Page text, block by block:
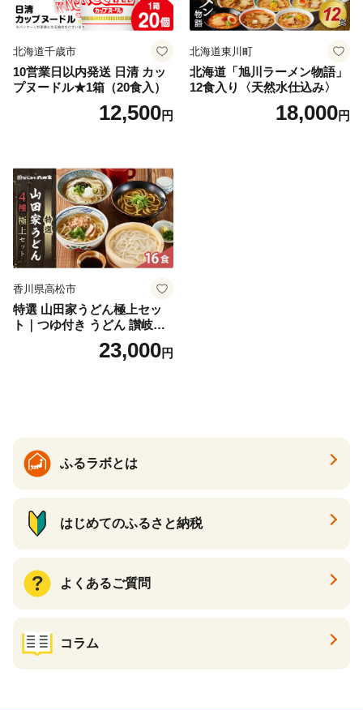
北海道千歳市
10営業日以内発送 日清 カッ
プヌードル★1箱（20食入）
12,500円
北海道東川町
北海道「旭川ラーメン物語」
12食入り〈天然水仕込み〉
18,000円
香川県高松市
特選 山田家うどん極上セッ
ト｜つゆ付き うどん 讃岐う
どん さぬきうどん 生麵 うど
んセット カレーうどん 生う
23,000円
ふるラボとは
はじめてのふるさと納税
よくあるご質問
コラム